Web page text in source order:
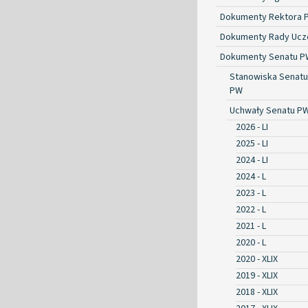
Dokumenty Rektora
Dokumenty Rady
Dokumenty Senatu
Stanowiska Senatu
PW
Uchwały Senatu
2026 - LI
2025 - LI
2024 - LI
2024 - L
2023 - L
2022 - L
2021 - L
2020 - L
2020 - XLIX
2019 - XLIX
2018 - XLIX